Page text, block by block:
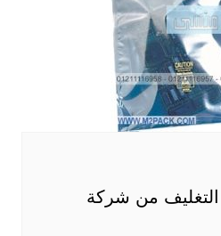
التغليف من شركة